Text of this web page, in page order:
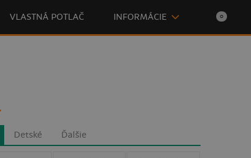
VLASTNÁ POTLAČ INFORMÁCIE 0
Detské Ďalšie